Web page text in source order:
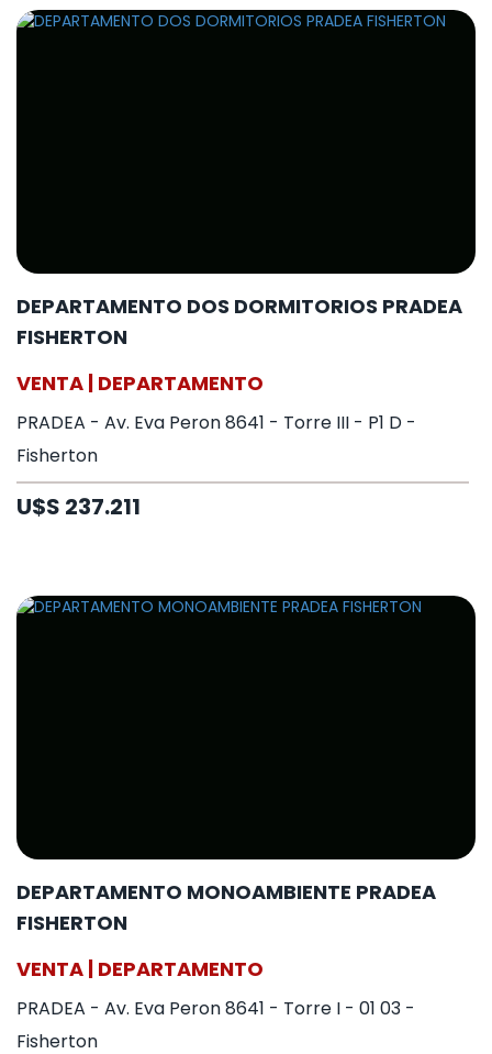
DEPARTAMENTO DOS DORMITORIOS PRADEA
FISHERTON
VENTA | DEPARTAMENTO
PRADEA - Av. Eva Peron 8641 - Torre III - P1 D -
Fisherton
U$S 237.211
DEPARTAMENTO MONOAMBIENTE PRADEA
FISHERTON
VENTA | DEPARTAMENTO
PRADEA - Av. Eva Peron 8641 - Torre I - 01 03 -
Fisherton